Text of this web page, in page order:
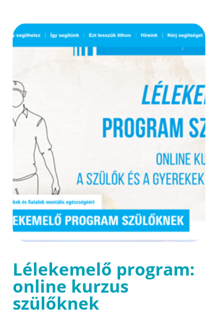
Lélekemelő program:
online kurzus
szülőknek